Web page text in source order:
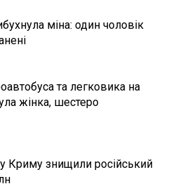
міна: один чоловік
та легковика на
жінка, шестеро
Криму знищили російський